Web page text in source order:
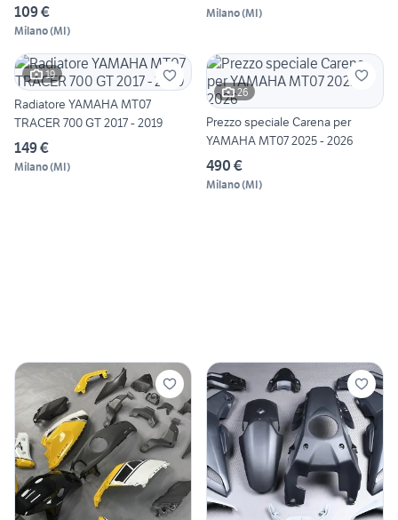
109 €
Milano(MI)
Milano(MI)
19
Radiatore YAMAHA MT07
TRACER 700 GT 2017 - 2019
149 €
Milano(MI)
26
Prezzo speciale Carena per
YAMAHA MT07 2025 - 2026
490 €
Milano(MI)